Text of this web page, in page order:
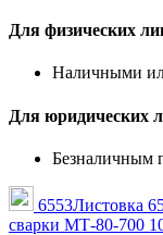
Для физических
Наличными
Для юридических
Безналичным
6553Листовка
сварки МТ-80-700